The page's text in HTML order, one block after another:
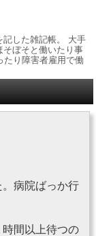
記した雑記帳。 大手
そぼそと働いたり事
たり障害者雇用で働
病院ばっか行
間以上待つの